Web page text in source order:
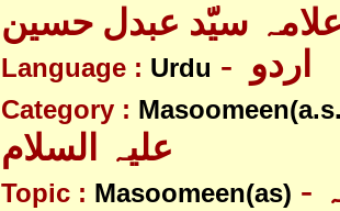
سیّد عبدل حسین
Language : Urdu
Category :
Topic : Masoomeen(as) - معصومین علیہ